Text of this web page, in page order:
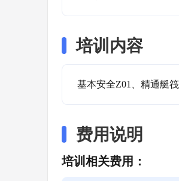
培训内容
基本安全Z01、精通艇
费用说明
培训相关费用：